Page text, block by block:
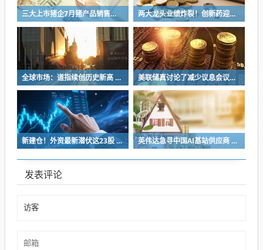
三大上市猪企7月猪产品销售收入环比均增长同比均减少 两大龙头业绩炸裂！创新药迎商业化兑现与出海共振 多股获融资客青睐(名单)
全球市场：道指续创历史新高 纳指跌近1% SpaceX跌超13% 现货黄金涨超4% 美联储真讨论了减少议息会议次数？华尔街担忧：更动荡行情将至！
新建仓！外资最新潜伏这23股 最强牛股在列 英伟达急寻中国AI基站供应商 明后年启动端侧算力组网
发表评论